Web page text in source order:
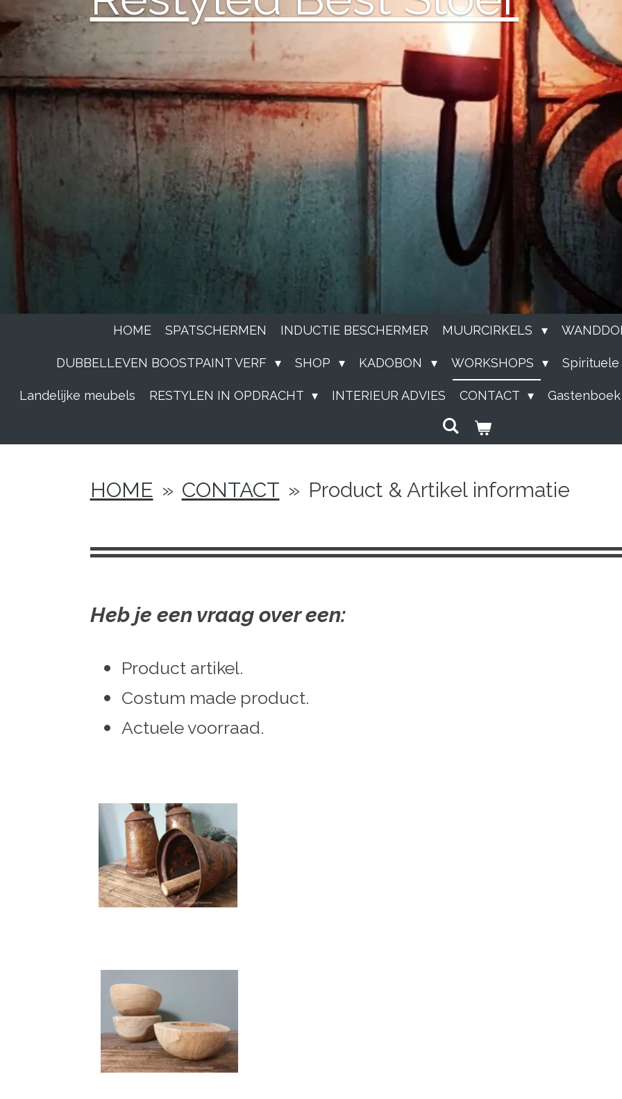
HOME SPATSCHERMEN INDUCTIE BESCHERMER MUURCIRKELS
DUBBELLEVEN BOOSTPAINT VERF SHOP KADOBON WORKSHOPS
Landelijke meubels RESTYLEN IN OPDRACHT INTERIEUR ADVIES CONTACT Gastenboek
HOME » CONTACT » Product & Artikel informatie
Heb je een vraag over een:
Product artikel.
Costum made product.
Actuele voorraad.